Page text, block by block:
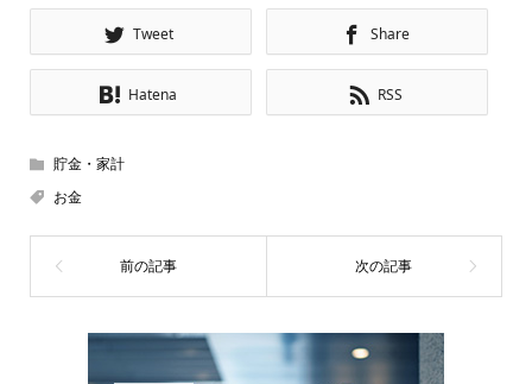
Tweet Share
Hatena RSS
貯金・家計
お金